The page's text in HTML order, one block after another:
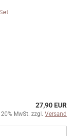
27,90 EUR
MwSt. zzgl. Versand